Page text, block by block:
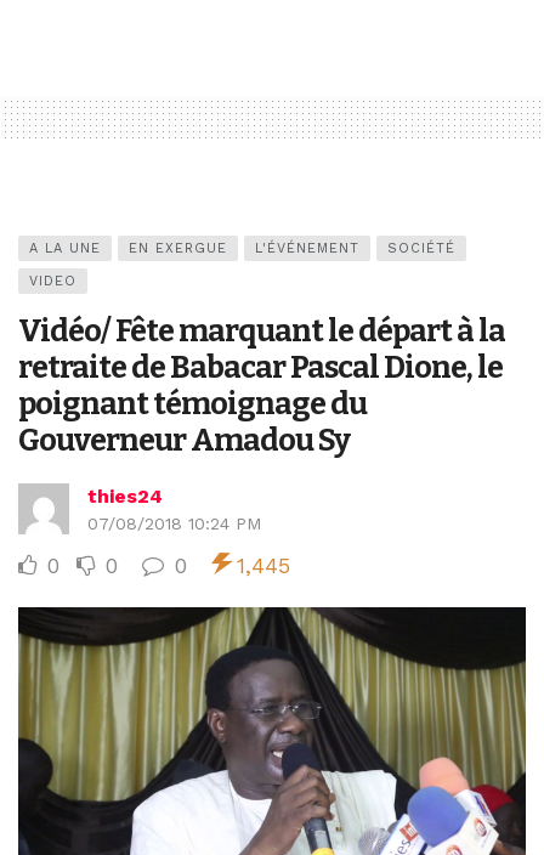
A LA UNE EN EXERGUE L'ÉVÉNEMENT SOCIÉTÉ
VIDEO
Vidéo/ Fête marquant le départ à la
retraite de Babacar Pascal Dione, le
poignant témoignage du
Gouverneur Amadou Sy
thies24
07/08/2018 10:24 PM
0 0 0 1,445